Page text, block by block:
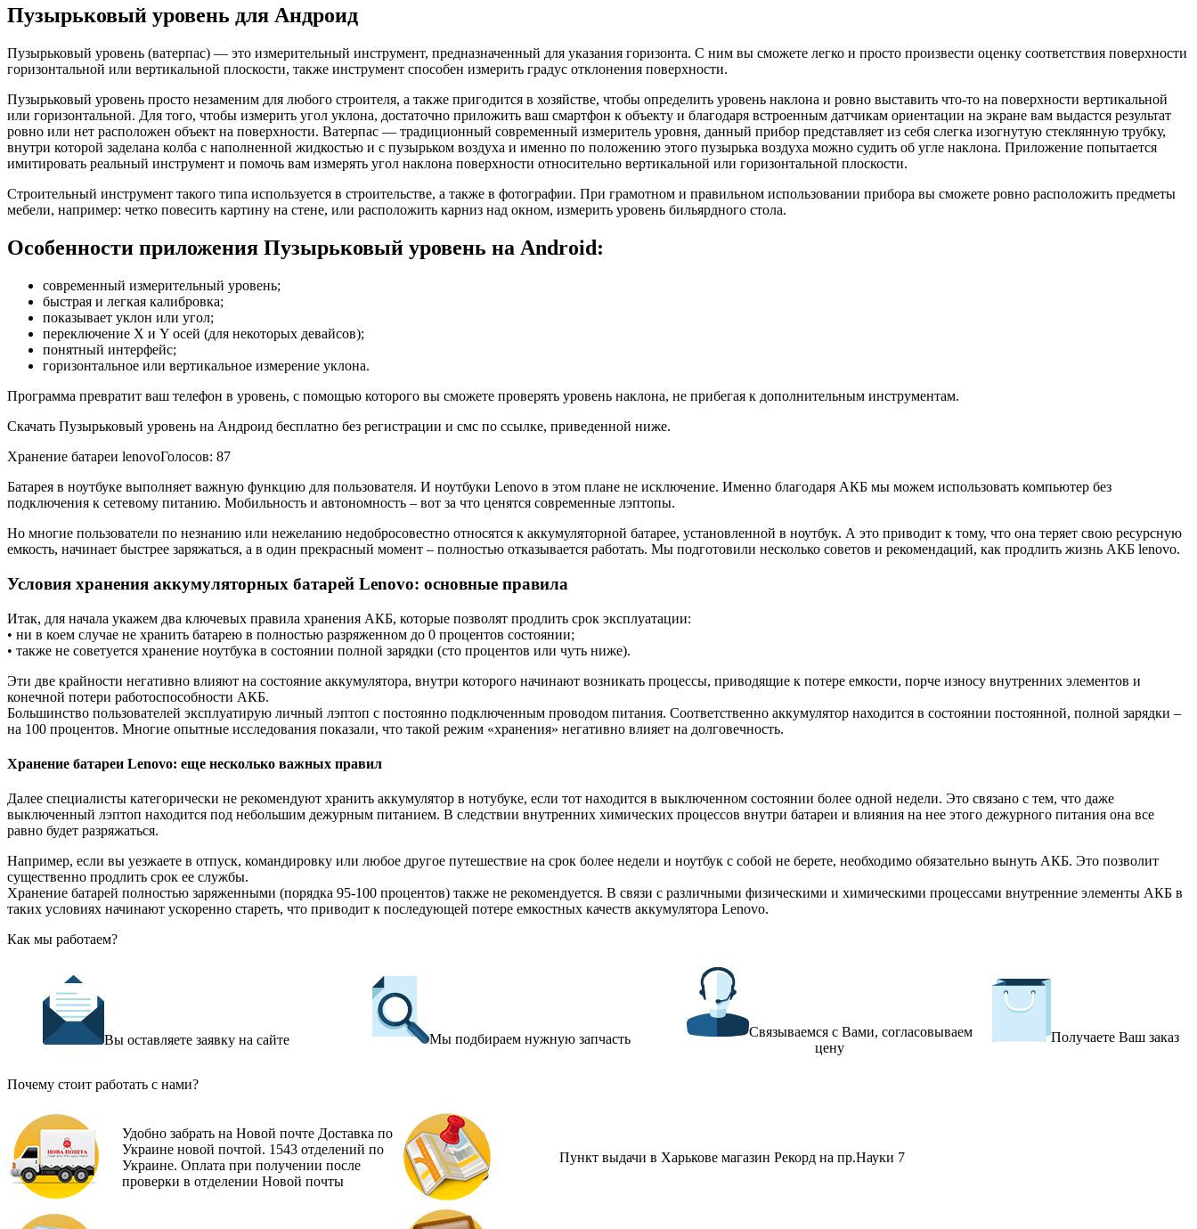
Пузырьковый уровень для Андроид
Пузырьковый уровень (ватерпас) — это измерительный инструмент, предназначенный для указания горизонта. С ним вы сможете легко и просто произвести оценку соответствия поверхности
горизонтальной или вертикальной плоскости, также инструмент способен измерить градус отклонения поверхности.
Пузырьковый уровень просто незаменим для любого строителя, а также пригодится в хозяйстве, чтобы определить уровень наклона и ровно выставить что-то на поверхности вертикальной
или горизонтальной. Для того, чтобы измерить угол уклона, достаточно приложить ваш смартфон к объекту и благодаря встроенным датчикам ориентации на экране вам выдастся результат
ровно или нет расположен объект на поверхности. Ватерпас — традиционный современный измеритель уровня, данный прибор представляет из себя слегка изогнутую стеклянную трубку,
внутри которой заделана колба с наполненной жидкостью и с пузырьком воздуха и именно по положению этого пузырька воздуха можно судить об угле наклона. Приложение попытается
имитировать реальный инструмент и помочь вам измерять угол наклона поверхности относительно вертикальной или горизонтальной плоскости.
Строительный инструмент такого типа используется в строительстве, а также в фотографии. При грамотном и правильном использовании прибора вы сможете ровно расположить предметы
мебели, например: четко повесить картину на стене, или расположить карниз над окном, измерить уровень бильярдного стола.
Особенности приложения Пузырьковый уровень на Android:
современный измерительный уровень;
быстрая и легкая калибровка;
показывает уклон или угол;
переключение X и Y осей (для некоторых девайсов);
понятный интерфейс;
горизонтальное или вертикальное измерение уклона.
Программа превратит ваш телефон в уровень, с помощью которого вы сможете проверять уровень наклона, не прибегая к дополнительным инструментам.
Скачать Пузырьковый уровень на Андроид бесплатно без регистрации и смс по ссылке, приведенной ниже.
Хранение батареи lenovoГолосов: 87
Батарея в ноутбуке выполняет важную функцию для пользователя. И ноутбуки Lenovo в этом плане не исключение. Именно благодаря АКБ мы можем использовать компьютер без
подключения к сетевому питанию. Мобильность и автономность – вот за что ценятся современные лэптопы.
Но многие пользователи по незнанию или нежеланию недобросовестно относятся к аккумуляторной батарее, установленной в ноутбук. А это приводит к тому, что она теряет свою ресурсную
емкость, начинает быстрее заряжаться, а в один прекрасный момент – полностью отказывается работать. Мы подготовили несколько советов и рекомендаций, как продлить жизнь АКБ lenovo.
Условия хранения аккумуляторных батарей Lenovo: основные правила
Итак, для начала укажем два ключевых правила хранения АКБ, которые позволят продлить срок эксплуатации:
• ни в коем случае не хранить батарею в полностью разряженном до 0 процентов состоянии;
• также не советуется хранение ноутбука в состоянии полной зарядки (сто процентов или чуть ниже).
Эти две крайности негативно влияют на состояние аккумулятора, внутри которого начинают возникать процессы, приводящие к потере емкости, порче износу внутренних элементов и
конечной потери работоспособности АКБ.
Большинство пользователей эксплуатирую личный лэптоп с постоянно подключенным проводом питания. Соответственно аккумулятор находится в состоянии постоянной, полной зарядки –
на 100 процентов. Многие опытные исследования показали, что такой режим «хранения» негативно влияет на долговечность.
Хранение батареи Lenovo: еще несколько важных правил
Далее специалисты категорически не рекомендуют хранить аккумулятор в нотубуке, если тот находится в выключенном состоянии более одной недели. Это связано с тем, что даже
выключенный лэптоп находится под небольшим дежурным питанием. В следствии внутренних химических процессов внутри батареи и влияния на нее этого дежурного питания она все
равно будет разряжаться.
Например, если вы уезжаете в отпуск, командировку или любое другое путешествие на срок более недели и ноутбук с собой не берете, необходимо обязательно вынуть АКБ. Это позволит
существенно продлить срок ее службы.
Хранение батарей полностью заряженными (порядка 95-100 процентов) также не рекомендуется. В связи с различными физическими и химическими процессами внутренние элементы АКБ в
таких условиях начинают ускоренно стареть, что приводит к последующей потере емкостных качеств аккумулятора Lenovo.
Как мы работаем?
Вы оставляете заявку на сайте Мы подбираем нужную запчасть
Связываемся с Вами, согласовываем
цену
Получаете Ваш заказ
Почему стоит работать с нами?
Удобно забрать на Новой почте Доставка по
Украине новой почтой. 1543 отделений по
Украине. Оплата при получении после
проверки в отделении Новой почты
Пункт выдачи в Харькове магазин Рекорд на пр.Науки 7